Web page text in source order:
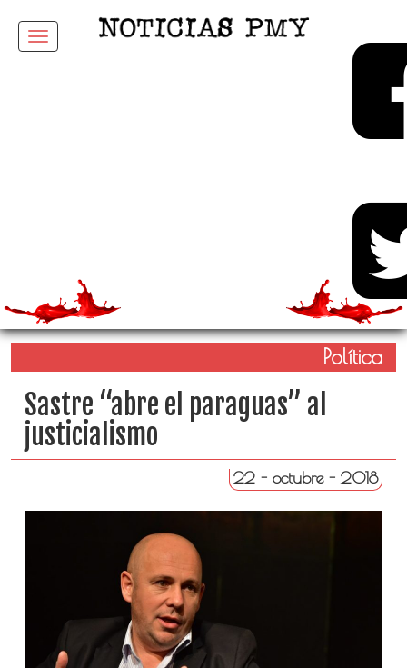
Menu
Política
Sastre “abre el paraguas” al
justicialismo
22 - octubre - 2018